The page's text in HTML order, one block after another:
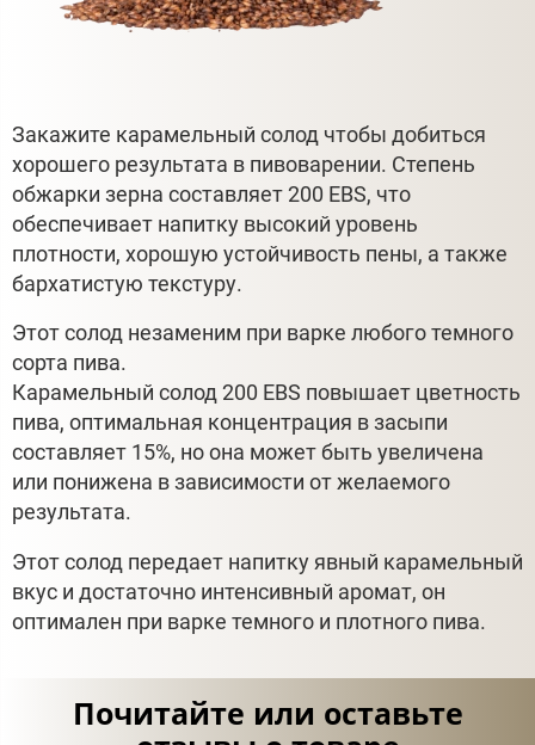
Закажите карамельный солод чтобы добиться
хорошего результата в пивоварении. Степень
обжарки зерна составляет 200 EBS, что
обеспечивает напитку высокий уровень
плотности, хорошую устойчивость пены, а также
бархатистую текстуру.
Этот солод незаменим при варке любого темного
сорта пива.
Карамельный солод 200 EBS повышает цветность
пива, оптимальная концентрация в засыпи
составляет 15%, но она может быть увеличена
или понижена в зависимости от желаемого
результата.
Этот солод передает напитку явный карамельный
вкус и достаточно интенсивный аромат, он
оптимален при варке темного и плотного пива.
Почитайте или оставьте